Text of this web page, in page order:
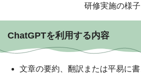
研修実施の様子
ChatGPTを利用する内容
文章の要約、翻訳または平易に